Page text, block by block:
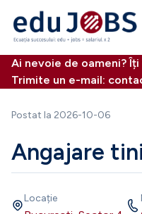
Ai nevoie de oameni?
Trimite un e-mail:
Postat la 2026-10-06
Angajare
Locație